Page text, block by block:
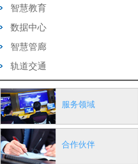
智慧教育
数据中心
智慧管廊
轨道交通
服务领域
合作伙伴